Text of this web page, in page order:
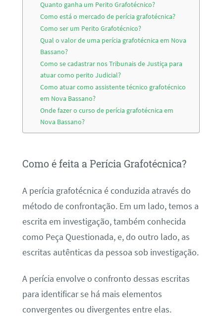
Quanto ganha um Perito Grafotécnico?
Como está o mercado de perícia grafotécnica?
Como ser um Perito Grafotécnico?
Qual o valor de uma perícia grafotécnica em Nova
Bassano?
Como se cadastrar nos Tribunais de Justiça para
atuar como perito Judicial?
Como atuar como assistente técnico grafotécnico
em Nova Bassano?
Onde fazer o curso de perícia grafotécnica em
Nova Bassano?
Como é feita a Perícia Grafotécnica?
A perícia grafotécnica é conduzida através do
método de confrontação. Em um lado, temos a
escrita em investigação, também conhecida
como Peça Questionada, e, do outro lado, as
escritas autênticas da pessoa sob investigação.
A perícia envolve o confronto dessas escritas
para identificar se há mais elementos
convergentes ou divergentes entre elas.